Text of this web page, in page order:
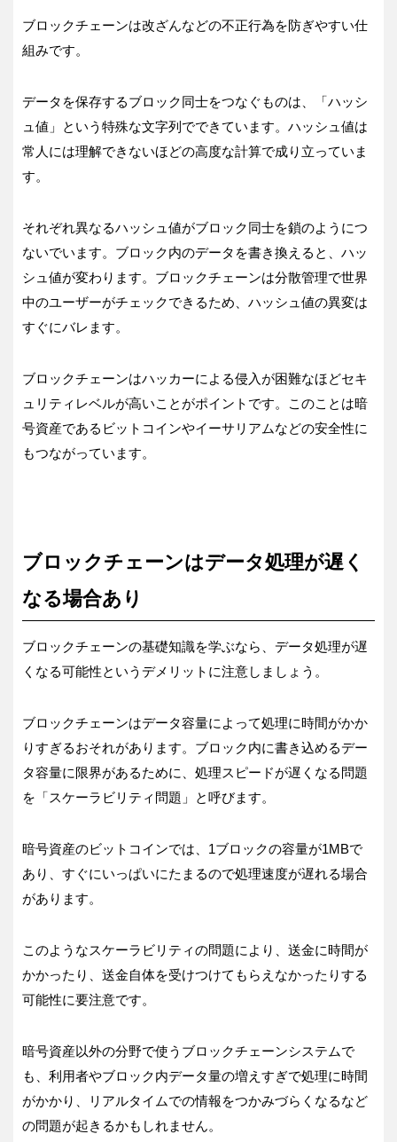
ブロックチェーンは改ざんなどの不正行為を防ぎやすい仕
組みです。
データを保存するブロック同士をつなぐものは、「ハッシ
ュ値」という特殊な文字列でできています。ハッシュ値は
常人には理解できないほどの高度な計算で成り立っていま
す。
それぞれ異なるハッシュ値がブロック同士を鎖のようにつ
ないでいます。ブロック内のデータを書き換えると、ハッ
シュ値が変わります。ブロックチェーンは分散管理で世界
中のユーザーがチェックできるため、ハッシュ値の異変は
すぐにバレます。
ブロックチェーンはハッカーによる侵入が困難なほどセキ
ュリティレベルが高いことがポイントです。このことは暗
号資産であるビットコインやイーサリアムなどの安全性に
もつながっています。
ブロックチェーンはデータ処理が遅く
なる場合あり
ブロックチェーンの基礎知識を学ぶなら、データ処理が遅
くなる可能性というデメリットに注意しましょう。
ブロックチェーンはデータ容量によって処理に時間がかか
りすぎるおそれがあります。ブロック内に書き込めるデー
タ容量に限界があるために、処理スピードが遅くなる問題
を「スケーラビリティ問題」と呼びます。
暗号資産のビットコインでは、1ブロックの容量が1MBで
あり、すぐにいっぱいにたまるので処理速度が遅れる場合
があります。
このようなスケーラビリティの問題により、送金に時間が
かかったり、送金自体を受けつけてもらえなかったりする
可能性に要注意です。
暗号資産以外の分野で使うブロックチェーンシステムで
も、利用者やブロック内データ量の増えすぎで処理に時間
がかかり、リアルタイムでの情報をつかみづらくなるなど
の問題が起きるかもしれません。